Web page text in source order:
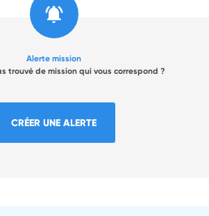
Alerte mission
trouvé de mission qui vous correspond ?
CRÉER UNE ALERTE